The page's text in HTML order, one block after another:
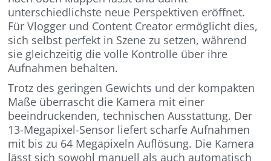
unterschiedlichste neue Perspektiven eröffnet.
Für Vlogger und Content Creator ermöglicht dies,
sich selbst perfekt in Szene zu setzen, während
sie gleichzeitig die volle Kontrolle über ihre
Aufnahmen behalten.
Trotz des geringen Gewichts und der kompakten
Maße überrascht die Kamera mit einer
beeindruckenden, technischen Ausstattung. Der
13-Megapixel-Sensor liefert scharfe Aufnahmen
mit bis zu 64 Megapixeln Auflösung. Die Kamera
lässt sich sowohl manuell als auch automatisch